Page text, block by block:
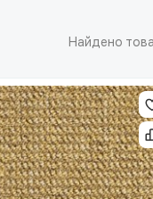
Найдено